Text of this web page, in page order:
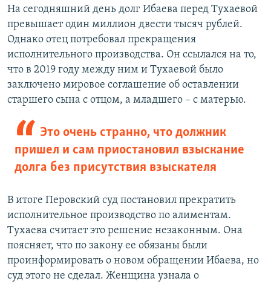
На сегодняшний день долг Ибаева перед Тухаевой
превышает один миллион двести тысяч рублей.
Однако отец потребовал прекращения
исполнительного производства. Он ссылался на то,
что в 2019 году между ним и Тухаевой было
заключено мировое соглашение об оставлении
старшего сына с отцом, а младшего – с матерью.
Это очень странно, что должник
пришел и сам приостановил взыскание
долга без присутствия взыскателя
В итоге Перовский суд постановил прекратить
исполнительное производство по алиментам.
Тухаева считает это решение незаконным. Она
поясняет, что по закону ее обязаны были
проинформировать о новом обращении Ибаева, но
суд этого не сделал. Женщина узнала о